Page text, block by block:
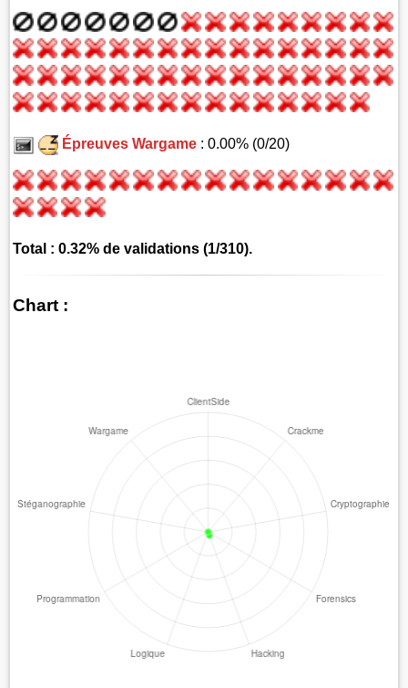
Épreuves Wargame: 0.00% (0/20)
Total : 0.32% de validations (1/310).
Chart :